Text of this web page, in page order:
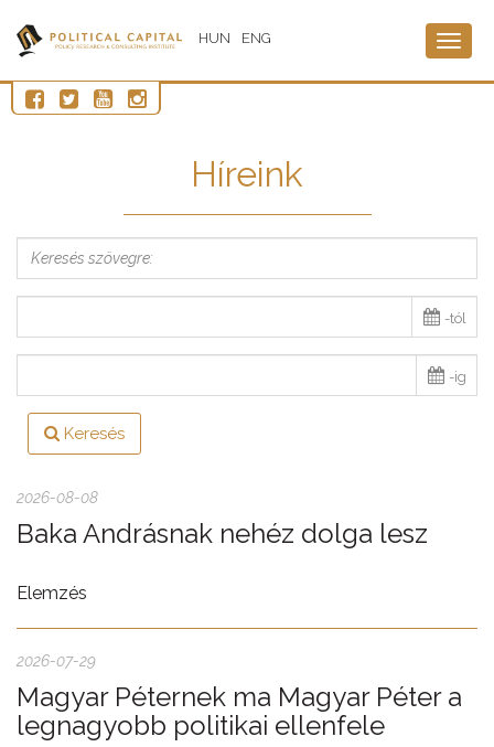
HUN ENG
Híreink
-tól
-ig
Keresés
2026-08-08
Baka Andrásnak nehéz dolga lesz
Elemzés
2026-07-29
Magyar Péternek ma Magyar Péter a
legnagyobb politikai ellenfele